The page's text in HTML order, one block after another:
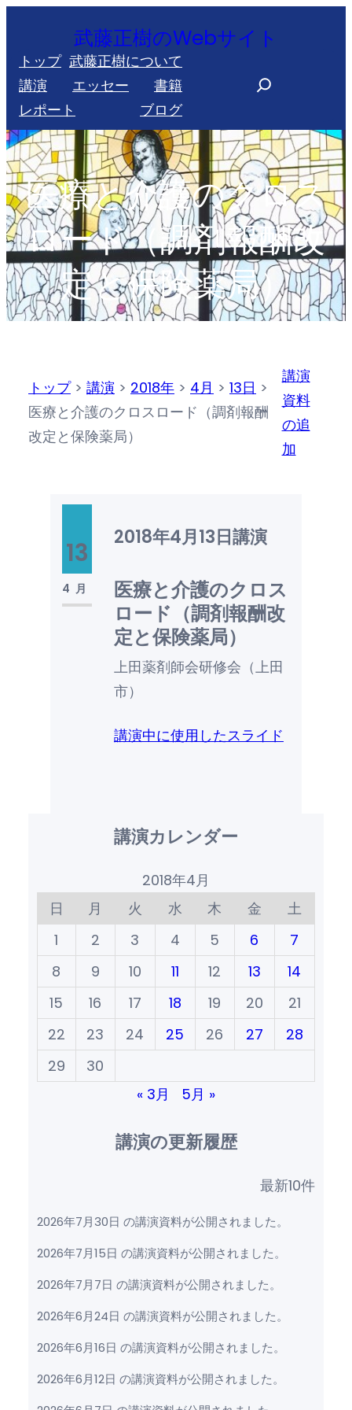
を
ス
キ
ッ
プ
武藤正樹のWebサイト
トップ 武藤正樹について
講演
エッセー
書籍
レポート
ブログ
r
c
h
医療と介護のクロス
ロード（調剤報酬改
定と保険薬局）
トップ> 講演 > 2018年 > 4月 > 13日 >
医療と介護のクロスロード（調剤報酬
改定と保険薬局）
講演
資料
の追
加
13
4月
2018年4月13日講演
医療と介護のクロス
ロード（調剤報酬改
定と保険薬局）
上田薬剤師会研修会（上田
市）
講演中に使用したスライド
講演カレンダー
2018年4月
日
月 火 水 木 金
土
1
2 3 4 5 6
7
8
9 10 11 12 13
14
15
16 17 18 19 20
21
22
23 24 25 26 27
28
29
30
« 3月
5月 »
講演の更新履歴
最新10件
2026年7月30日 の講演資料が公開されました。
2026年7月15日 の講演資料が公開されました。
2026年7月7日 の講演資料が公開されました。
2026年6月24日 の講演資料が公開されました。
2026年6月16日 の講演資料が公開されました。
2026年6月12日 の講演資料が公開されました。